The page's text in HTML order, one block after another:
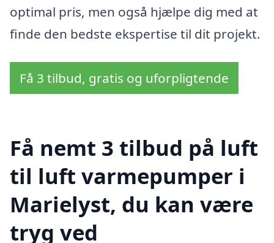
optimal pris, men også hjælpe dig med at
finde den bedste ekspertise til dit projekt.
Få 3 tilbud, gratis og uforpligtende
Få nemt 3 tilbud på luft
til luft varmepumper i
Marielyst, du kan være
tryg ved